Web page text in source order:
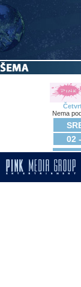
Nema
02